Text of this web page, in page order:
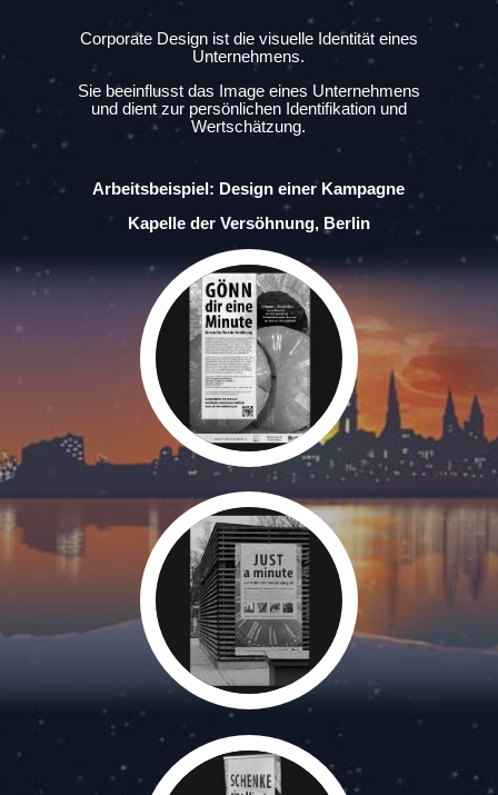
Corporate Design ist die visuelle Identität eines
Unternehmens.
Sie beeinflusst das Image eines Unternehmens
und dient zur persönlichen Identifikation und
Wertschätzung.
Arbeitsbeispiel: Design einer Kampagne
Kapelle der Versöhnung, Berlin